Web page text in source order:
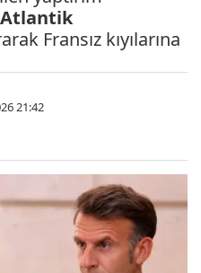
Atlantik
Fransız kıyılarına
21:42